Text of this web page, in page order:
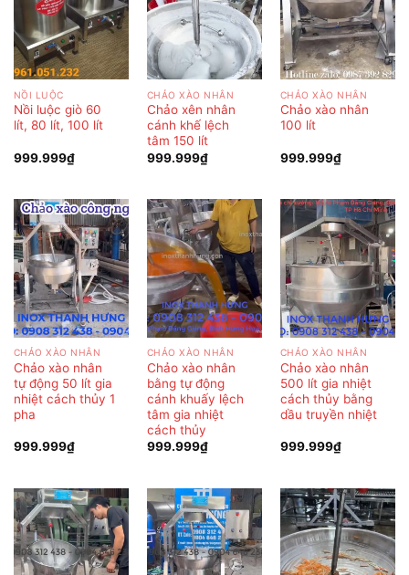
NỒI LUỘC
Nồi luộc giò 60
lít, 80 lít, 100 lít
999.999₫
CHẢO XÀO NHÂN
Chảo xên nhân
cánh khế lệch
tâm 150 lít
999.999₫
CHẢO XÀO NHÂN
Chảo xào nhân
100 lít
999.999₫
CHẢO XÀO NHÂN
Chảo xào nhân
tự động 50 lít gia
nhiệt cách thủy 1
pha
999.999₫
CHẢO XÀO NHÂN
Chảo xào nhân
bằng tự động
cánh khuấy lệch
tâm gia nhiệt
cách thủy
999.999₫
CHẢO XÀO NHÂN
Chảo xào nhân
500 lít gia nhiệt
cách thủy bằng
dầu truyền nhiệt
999.999₫